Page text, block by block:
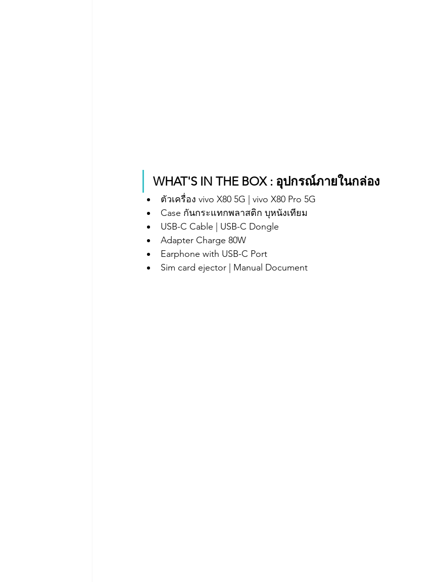
WHAT'S IN THE BOX : อุปกรณ์ภายในกล่อง
ตัวเครื่อง vivo X80 5G | vivo X80 Pro 5G
Case กันกระแทกพลาสติก บุหนังเทียม
USB-C Cable | USB-C Dongle
Adapter Charge 80W
Earphone with USB-C Port
Sim card ejector | Manual Document